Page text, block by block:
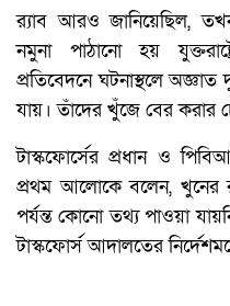
র‍্যাব আরও জানিয়েছিল,
নমুনা পাঠানো হয়
প্রতিবেদনে ঘটনাস্থলে
যায়। তাঁদের খুঁজে বের করার
টাস্কফোর্সের প্রধান ও
প্রথম আলোকে বলেন,
পর্যন্ত কোনো তথ্য পাওয়া
টাস্কফোর্স আদালতের